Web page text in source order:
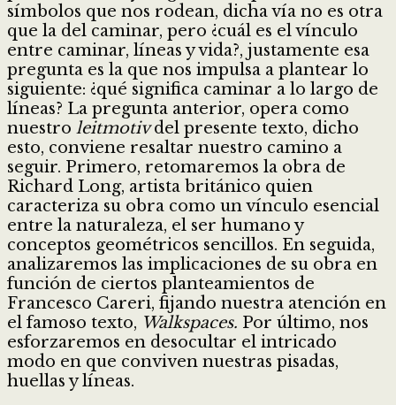
símbolos que nos rodean, dicha vía no es otra
que la del caminar, pero ¿cuál es el vínculo
entre caminar, líneas y vida?, justamente esa
pregunta es la que nos impulsa a plantear lo
siguiente: ¿qué significa caminar a lo largo de
líneas? La pregunta anterior, opera como
nuestro leitmotivdel presente texto, dicho
esto, conviene resaltar nuestro camino a
seguir. Primero, retomaremos la obra de
Richard Long, artista británico quien
caracteriza su obra como un vínculo esencial
entre la naturaleza, el ser humano y
conceptos geométricos sencillos. En seguida,
analizaremos las implicaciones de su obra en
función de ciertos planteamientos de
Francesco Careri, fijando nuestra atención en
el famoso texto, Walkspaces. Por último, nos
esforzaremos en desocultar el intricado
modo en que conviven nuestras pisadas,
huellas y líneas.